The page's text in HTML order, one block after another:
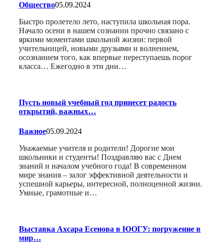
Общество05.09.2024
Быстро пролетело лето, наступила школьная пора.
Начало осени в нашем сознании прочно связано с
яркими моментами школьной жизни: первой
учительницей, новыми друзьями и волнением,
осознанием того, как впервые переступаешь порог
класса… Ежегодно в эти дни…
Пусть новый учебный год принесет радость
открытий, важных…
Важное05.09.2024
Уважаемые учителя и родители! Дорогие мои
школьники и студенты! Поздравляю вас с Днем
знаний и началом учебного года! В современном
мире знания – залог эффективной деятельности и
успешной карьеры, интересной, полноценной жизни.
Умные, грамотные и…
Выставка Ахсара Есенова в ЮОГУ: погружение в
мир…